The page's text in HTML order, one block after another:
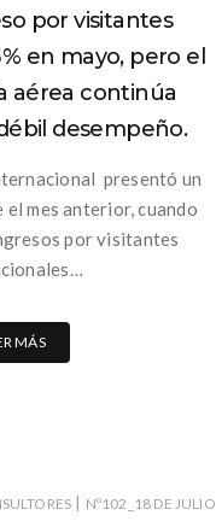
por visitantes
en mayo, pero el
aérea continúa
desempeño.
presentó un
el mes anterior, cuando
por visitantes
MÁS
| Nº102_18 DE JULIO